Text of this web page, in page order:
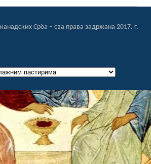
Срба – сва права задржана 2017. г.